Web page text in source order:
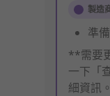
製造
準
**需要
一下「
細資訊。